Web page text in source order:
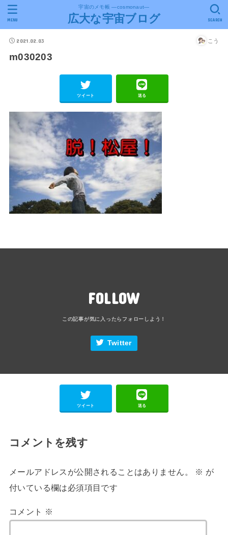
宇宙のメモ帳 ―cosmonaut―
広大な宇宙ブログ SEARCH
MENU
2021.02.03 こう
m030203
ツイート 送る
FOLLOW
Twitter
ツイート 送る
コメントを残す
メールアドレスが公開されることはありません。 ※ が
付いている欄は必須項目です
コメント ※